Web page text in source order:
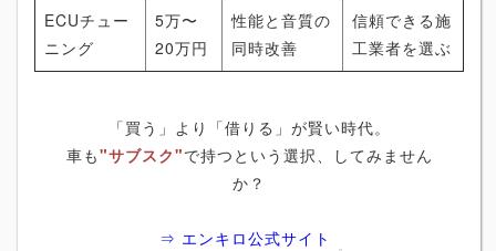
ECUチュー
ニング
5万〜
20万円
性能と音質の
同時改善
信頼できる施
工業者を選ぶ
「買う」より「借りる」が賢い時代。
車も"サブスク"で持つという選択、してみません
か？
⇒ エンキロ公式サイト